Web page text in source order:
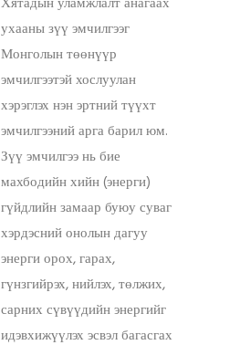
ухааны зүү эмчилгээг
Монголын төөнүүр
эмчилгээтэй хослуулан
хэрэглэх нэн эртний түүхт
эмчилгээний арга барил юм.
Зүү эмчилгээ нь бие
махбодийн хийн (энерги)
гүйдлийн замаар буюу суваг
хэрдэсний онолын дагуу
энерги орох, гарах,
гүнзгийрэх, нийлэх, төлжих,
сарних сүвүүдийн энергийг
идэвхижүүлэх эсвэл багасгах